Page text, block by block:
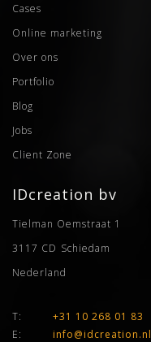
Cases
Online marketing
Over ons
Portfolio
Blog
Jobs
Client Zone
IDcreation bv
Tielman Oemstraat 1
3117 CD Schiedam
Nederland
T:
+31 10 268 01 83
E:
info@idcreation.nl